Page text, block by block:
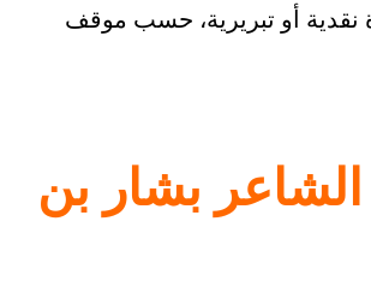
نقدية أو تبريرية، حسب موقف
بشار بن